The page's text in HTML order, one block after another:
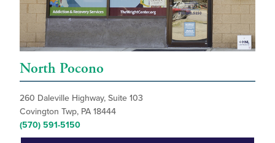
North Pocono
260 Daleville Highway, Suite 103
Covington Twp, PA 18444
(570) 591-5150